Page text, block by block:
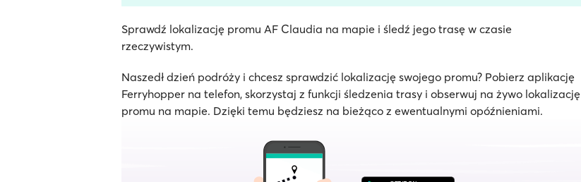
Sprawdź lokalizację promu AF Claudia na mapie i śledź jego trasę w czasie
rzeczywistym.
Naszedł dzień podróży i chcesz sprawdzić lokalizację swojego promu? Pobierz aplikację
Ferryhopper na telefon, skorzystaj z funkcji śledzenia trasy i obserwuj na żywo lokalizację
promu na mapie. Dzięki temu będziesz na bieżąco z ewentualnymi opóźnieniami.